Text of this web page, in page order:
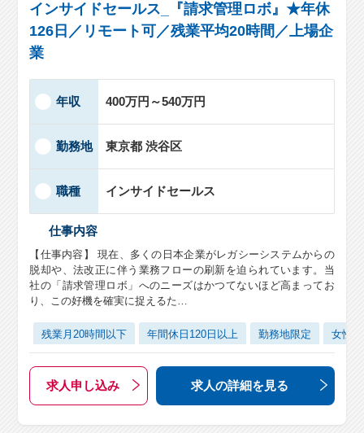
インサイドセールス_『請求管理ロボ』★年休
126日／リモート可／残業平均20時間／上場企
業
年収 400万円～540万円
勤務地 東京都 渋谷区
職種 インサイドセールス
仕事内容
【仕事内容】 現在、多くの日本企業がレガシーシステムからの
脱却や、法改正に伴う業務フローの刷新を迫られています。当
社の「請求管理ロボ」へのニーズはかつてないほど高まってお
り、この好機を確実に捉えるた…
残業月20時間以下 年間休日120日以上 勤務地限定 女性
求人申し込み 求人の詳細を見る